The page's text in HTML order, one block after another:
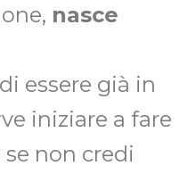
nasce
essere già in
iniziare a fare
non credi